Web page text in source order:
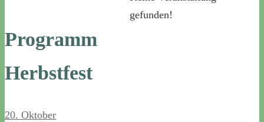
Programm
Herbstfest
20. Oktober
gefunden!